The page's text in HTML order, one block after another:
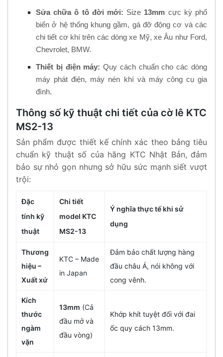
Sửa chữa ô tô đời mới: Size 13mm cực kỳ phổ
biến ở hệ thống khung gầm, gá đỡ động cơ và các
chi tiết cơ khí trên các dòng xe Mỹ, xe Âu như Ford,
Chevrolet, BMW.
Thiết bị điện máy: Quy cách chuẩn cho các dòng
máy phát điện, máy nén khí và máy công cụ gia
đình.
Thông số kỹ thuật chi tiết của cờ lê KTC
MS2-13
Sản phẩm được thiết kế chính xác theo bảng tiêu
chuẩn kỹ thuật số của hãng KTC Nhật Bản, đảm
bảo sự nhỏ gọn nhưng sở hữu sức mạnh siết vượt
trội:
Đặc
tính kỹ
thuật
Chi tiết
model KTC
MS2-13
Ý nghĩa thực tế khi sử
dụng
Thương
hiệu –
Xuất xứ
KTC – Made
in Japan
Đảm bảo chất lượng hàng
đầu châu Á, nói không với
cong vênh.
Kích
thước
ngàm
vặn
13mm (Cả
đầu mở và
đầu vòng)
Khớp khít tuyệt đối với đai
ốc quy cách 13mm.